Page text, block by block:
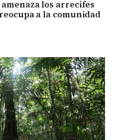
los arrecifes
a la comunidad